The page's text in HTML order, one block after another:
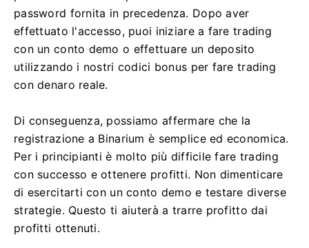
password fornita in precedenza. Dopo aver
effettuato l'accesso, puoi iniziare a fare trading
con un conto demo o effettuare un deposito
utilizzando i nostri codici bonus per fare trading
con denaro reale.
Di conseguenza, possiamo affermare che la
registrazione a Binarium è semplice ed economica.
Per i principianti è molto più difficile fare trading
con successo e ottenere profitti. Non dimenticare
di esercitarti con un conto demo e testare diverse
strategie. Questo ti aiuterà a trarre profitto dai
profitti ottenuti.